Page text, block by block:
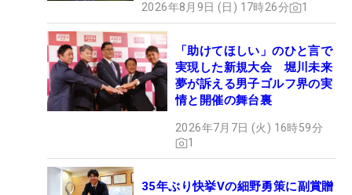
2026年8月9日 (日) 17時26分 1
「助けてほしい」のひと言で
実現した新規大会 堀川未来
夢が訴える男子ゴルフ界の実
情と開催の舞台裏
2026年7月7日 (火) 16時59分
1
35年ぶり快挙Vの細野勇策に副賞贈